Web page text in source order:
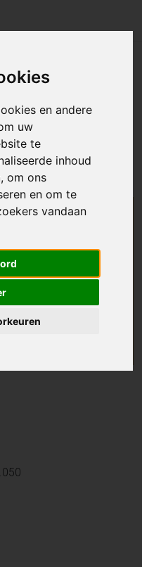
en andere
uw
te
inhoud
om ons
en om te
vandaan
niet
te koop
zoeken
en we houden u op
aanbod.